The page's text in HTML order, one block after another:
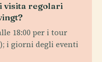
visita regolari
18:00 per i tour
i giorni degli eventi